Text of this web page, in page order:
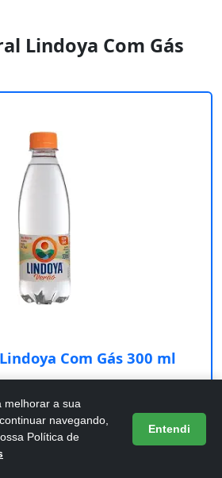
Lindoya Com Gás
Com Gás 300 ml
na Amazon
melhorar a sua
navegando,
Política de
Entendi